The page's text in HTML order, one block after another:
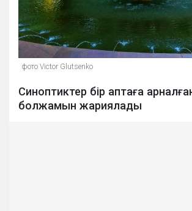
фото Victor Glutsenko
Синоптиктер бір аптаға
болжамын жариялады